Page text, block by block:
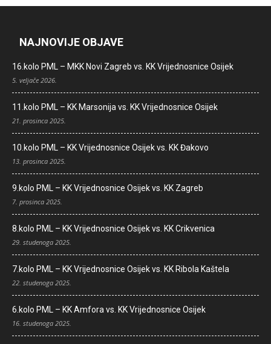
NAJNOVIJE OBJAVE
16.kolo PML – MKK Novi Zagreb vs. KK Vrijednosnice Osijek
5. veljače 2026.
11.kolo PML – KK Marsonija vs. KK Vrijednosnice Osijek
21. prosinca 2025.
10.kolo PML – KK Vrijednosnice Osijek vs. KK Đakovo
13. prosinca 2025.
9.kolo PML – KK Vrijednosnice Osijek vs. KK Zagreb
7. prosinca 2025.
8.kolo PML – KK Vrijednosnice Osijek vs. KK Crikvenica
29. studenoga 2025.
7.kolo PML – KK Vrijednosnice Osijek vs. KK Ribola Kaštela
22. studenoga 2025.
6.kolo PML – KK Amfora vs. KK Vrijednosnice Osijek
16. studenoga 2025.